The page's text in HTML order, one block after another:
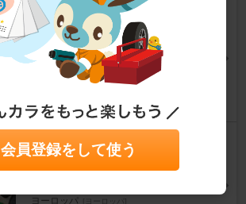
そうだ、スーパーゾイル..... の
巻っき～
ヨーロッパ [ヨーロッパ]
jetcity1972さん
フロントサスペンションの注
油、ラジエターホースのリセッ
ヨーロッパ
会員登録をして使う